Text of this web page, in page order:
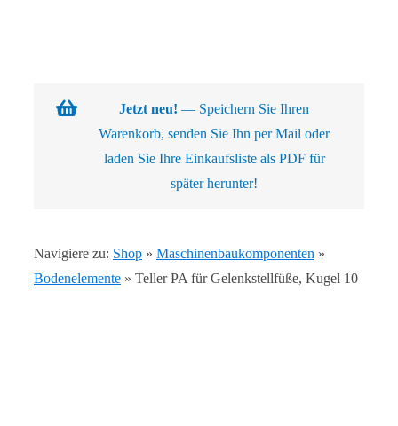
Produkte
Jetzt neu! — Speichern Sie Ihren
Warenkorb, senden Sie Ihn per Mail oder
laden Sie Ihre Einkaufsliste als PDF für
später herunter!
Navigiere zu: Shop» Maschinenbaukomponenten »
Bodenelemente» Teller PA für Gelenkstellfüße, Kugel 10